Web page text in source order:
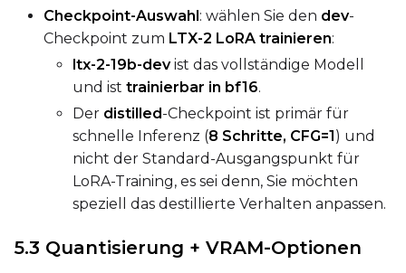
LoRA Scale
Prompt
Width
Checkpoint-Auswahl: wählen Sie den dev-
Checkpoint zum LTX-2 LoRA trainieren:
ltx-2-19b-devist das vollständige Modell
und ist trainierbar in bf16.
Der distilled-Checkpoint ist primär für
schnelle Inferenz (8 Schritte, CFG=1) und
nicht der Standard-Ausgangspunkt für
LoRA-Training, es sei denn, Sie möchten
speziell das destillierte Verhalten anpassen.
5.3 Quantisierung + VRAM-Optionen